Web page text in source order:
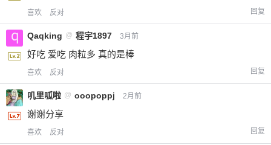
喜欢 反对 回复
Qaqking @ 程宇1897 3月前
好吃 爱吃 肉粒多 真的是棒
喜欢 反对 回复
叽里呱啦 @ ooopoppj 2月前
谢谢分享
喜欢 反对 回复